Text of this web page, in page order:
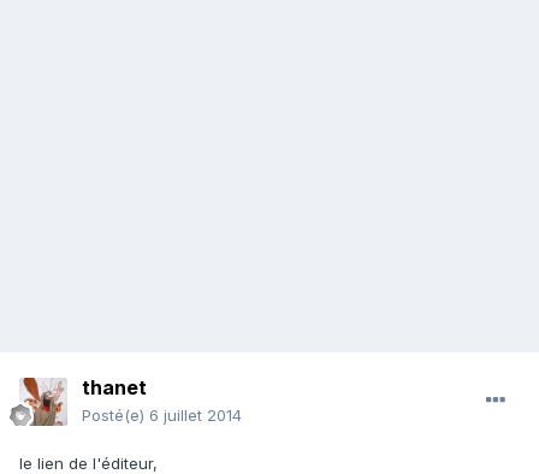
thanet
Posté(e) 6 juillet 2014
le lien de l'éditeur,